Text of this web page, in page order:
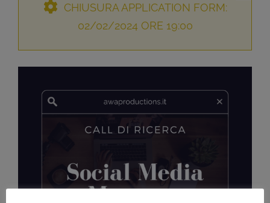
CHIUSURA APPLICATION FORM:
02/02/2024 ORE 19:00